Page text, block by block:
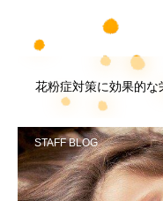
花粉症対策に効果的な
STAFF BLOG